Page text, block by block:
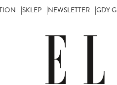
SKLEP NEWSLETTER GDY